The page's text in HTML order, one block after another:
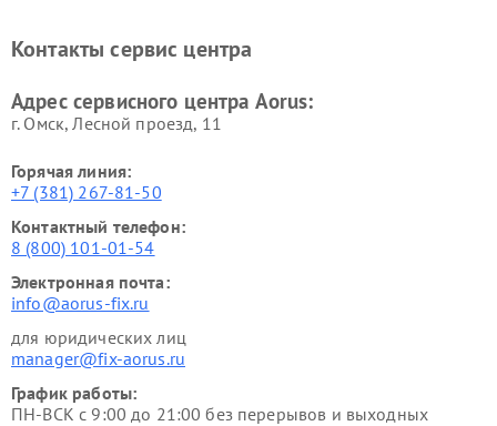
Контакты сервис центра
Адрес сервисного центра Aorus:
г. Омск, ​Лесной проезд, 11
Горячая линия:
+7 (381) 267-81-50
Контактный телефон:
8 (800) 101-01-54
Электронная почта:
info@aorus-fix.ru
для юридических лиц
manager@fix-aorus.ru
График работы:
ПН-ВСК с 9:00 до 21:00 без перерывов и выходных